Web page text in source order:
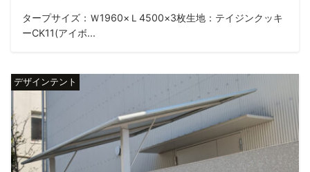
タープサイズ：Ｗ1960×Ｌ4500×3枚生地：テイジンクッキ
ーCK11(アイボ...
デザインテント